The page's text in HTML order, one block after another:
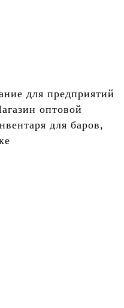
для предприятий
оптовой
для баров,